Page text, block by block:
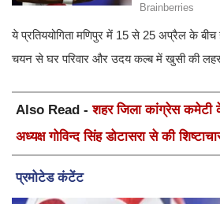
ये प्रतिययोगिता मणिपुर में 15 से 25 अप्रैल के बीच
चयन से घर परिवार और उदय कल्ब में खुसी की
Also Read -शहर जिला कांग्रेस कमेटी
अध्यक्ष गोविन्द सिंह डोटासरा से की